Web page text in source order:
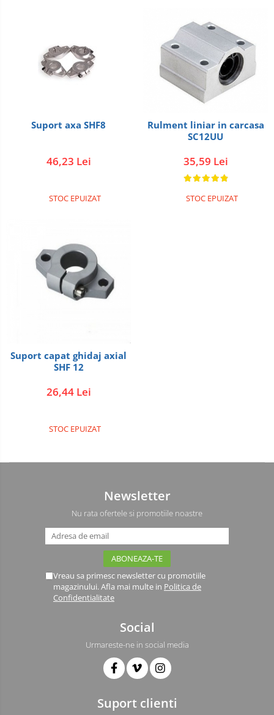
Suport axa SHF8
46,23 Lei
STOC EPUIZAT
Rulment liniar in carcasa
SC12UU
35,59 Lei
STOC EPUIZAT
Suport capat ghidaj axial
SHF 12
26,44 Lei
STOC EPUIZAT
Newsletter
Nu rata ofertele si promotiile noastre
Vreau sa primesc newsletter cu promotiile
magazinului. Afla mai multe in Politica de
Confidentialitate
Social
Urmareste-ne in social media
Suport clienti